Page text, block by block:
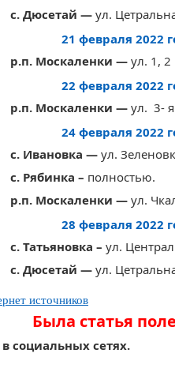
с. Дюсетай — ул.
21 февраля 2022
р.п. Москаленки — ул. 1,
22 февраля 2022
р.п. Москаленки — ул. 3-
24 февраля 2022
с. Ивановка — ул.
с. Рябинка – полностью.
р.п. Москаленки — ул.
28 февраля 2022
с. Татьяновка – ул.
с. Дюсетай — ул.
источников
Была статья
социальных сетях.